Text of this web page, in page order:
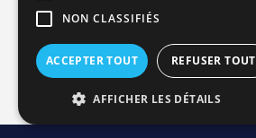
Privacy and Cookie Policy
Orders and Returns
NON CLASSIFIÉS
ACCEPTER TOUT REFUSER TOUT
AFFICHER LES DÉTAILS